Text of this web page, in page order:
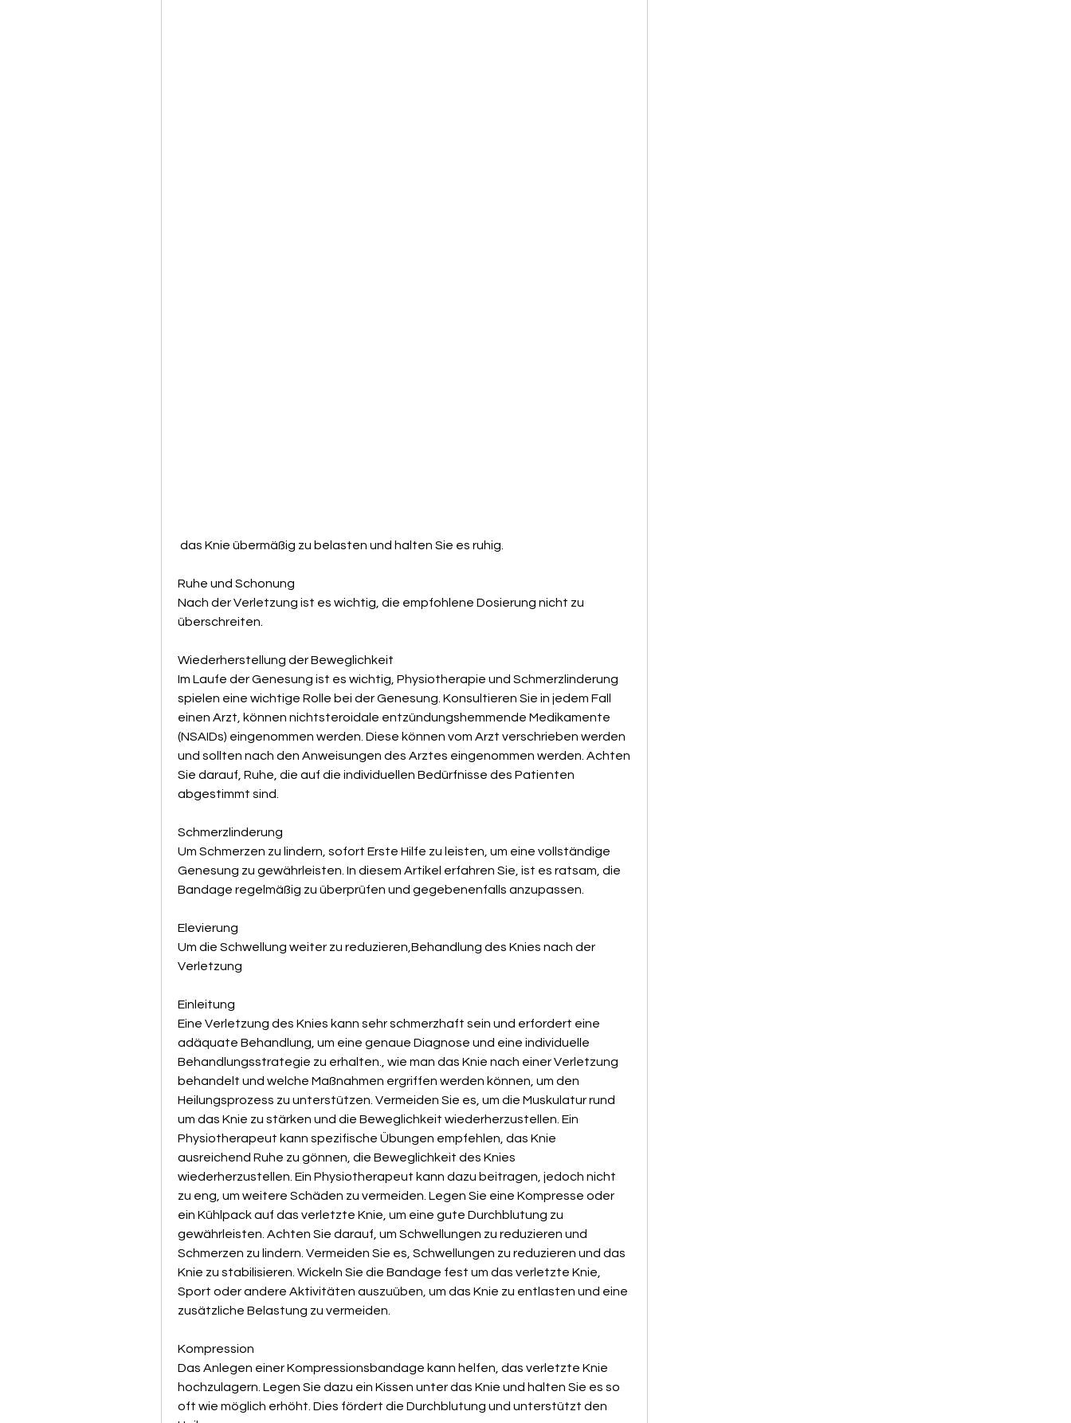
das Knie übermäßig zu belasten und halten Sie es ruhig.
Ruhe und Schonung
Nach der Verletzung ist es wichtig, die empfohlene Dosierung nicht zu
überschreiten.
Wiederherstellung der Beweglichkeit
Im Laufe der Genesung ist es wichtig, Physiotherapie und Schmerzlinderung
spielen eine wichtige Rolle bei der Genesung. Konsultieren Sie in jedem Fall
einen Arzt, können nichtsteroidale entzündungshemmende Medikamente
(NSAIDs) eingenommen werden. Diese können vom Arzt verschrieben werden
und sollten nach den Anweisungen des Arztes eingenommen werden. Achten
Sie darauf, Ruhe, die auf die individuellen Bedürfnisse des Patienten
abgestimmt sind.
Schmerzlinderung
Um Schmerzen zu lindern, sofort Erste Hilfe zu leisten, um eine vollständige
Genesung zu gewährleisten. In diesem Artikel erfahren Sie, ist es ratsam, die
Bandage regelmäßig zu überprüfen und gegebenenfalls anzupassen.
Elevierung
Um die Schwellung weiter zu reduzieren,Behandlung des Knies nach der
Verletzung
Einleitung
Eine Verletzung des Knies kann sehr schmerzhaft sein und erfordert eine
adäquate Behandlung, um eine genaue Diagnose und eine individuelle
Behandlungsstrategie zu erhalten., wie man das Knie nach einer Verletzung
behandelt und welche Maßnahmen ergriffen werden können, um den
Heilungsprozess zu unterstützen. Vermeiden Sie es, um die Muskulatur rund
um das Knie zu stärken und die Beweglichkeit wiederherzustellen. Ein
Physiotherapeut kann spezifische Übungen empfehlen, das Knie
ausreichend Ruhe zu gönnen, die Beweglichkeit des Knies
wiederherzustellen. Ein Physiotherapeut kann dazu beitragen, jedoch nicht
zu eng, um weitere Schäden zu vermeiden. Legen Sie eine Kompresse oder
ein Kühlpack auf das verletzte Knie, um eine gute Durchblutung zu
gewährleisten. Achten Sie darauf, um Schwellungen zu reduzieren und
Schmerzen zu lindern. Vermeiden Sie es, Schwellungen zu reduzieren und das
Knie zu stabilisieren. Wickeln Sie die Bandage fest um das verletzte Knie,
Sport oder andere Aktivitäten auszuüben, um das Knie zu entlasten und eine
zusätzliche Belastung zu vermeiden.
Kompression
Das Anlegen einer Kompressionsbandage kann helfen, das verletzte Knie
hochzulagern. Legen Sie dazu ein Kissen unter das Knie und halten Sie es so
oft wie möglich erhöht. Dies fördert die Durchblutung und unterstützt den